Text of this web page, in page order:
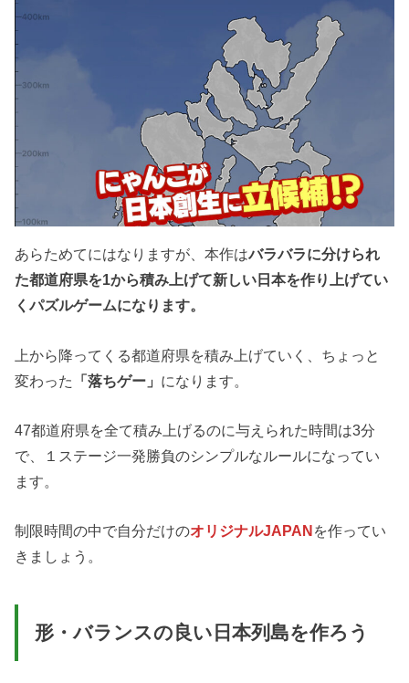
あらためてにはなりますが、本作はバラバラに分けられ
た都道府県を1から積み上げて新しい日本を作り上げてい
くパズルゲームになります。
上から降ってくる都道府県を積み上げていく、ちょっと
変わった
「落ちゲー」 になります。
47都道府県を全て積み上げるのに与えられた時間は3分
で、１ステージ一発勝負のシンプルなルールになってい
ます。
制限時間の中で自分だけのオリジナルJAPAN を作ってい
きましょう。
形・バランスの良い日本列島を作ろう